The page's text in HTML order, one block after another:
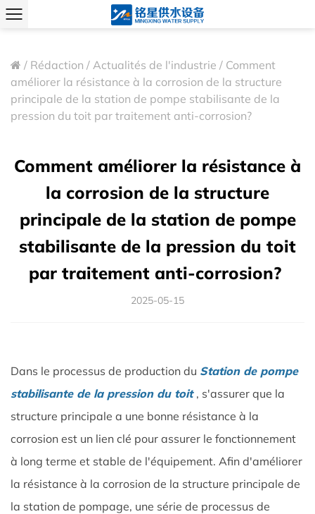
/ Rédaction / Actualités de l'industrie / Comment
améliorer la résistance à la corrosion de la structure
principale de la station de pompe stabilisante de la
pression du toit par traitement anti-corrosion? ​
Comment améliorer la résistance à
la corrosion de la structure
principale de la station de pompe
stabilisante de la pression du toit
par traitement anti-corrosion? ​
2025-05-15
Dans le processus de production du Station de pompe
stabilisante de la pression du toit , s'assurer que la
structure principale a une bonne résistance à la
corrosion est un lien clé pour assurer le fonctionnement
à long terme et stable de l'équipement. Afin d'améliorer
la résistance à la corrosion de la structure principale de
la station de pompage, une série de processus de